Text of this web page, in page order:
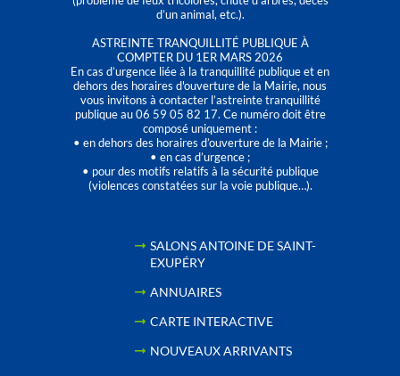
d’un animal, etc.).
ASTREINTE TRANQUILLITÉ PUBLIQUE À
COMPTER DU 1ER MARS 2026
En cas d’urgence liée à la tranquillité publique et en
dehors des horaires d'ouverture de la Mairie, nous
vous invitons à contacter l’astreinte tranquillité
publique au 06 59 05 82 17. Ce numéro doit être
composé uniquement :
• en dehors des horaires d’ouverture de la Mairie ;
• en cas d’urgence ;
• pour des motifs relatifs à la sécurité publique
(violences constatées sur la voie publique…).
SALONS ANTOINE DE SAINT-
EXUPÉRY
ANNUAIRES
CARTE INTERACTIVE
NOUVEAUX ARRIVANTS